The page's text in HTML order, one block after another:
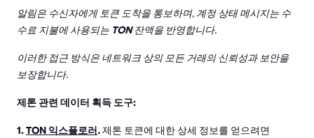
알림은 수신자에게 토큰 도착을 통보하며, 계정 상태 메시지는 수
수료 지불에 사용되는 TON잔액을 반영합니다.
이러한 접근 방식은 네트워크 상의 모든 거래의 신뢰성과 보안을
보장합니다.
제톤 관련 데이터 획득 도구:
1.TON 익스플로러 .제톤 토큰에 대한 상세 정보를 얻으려면